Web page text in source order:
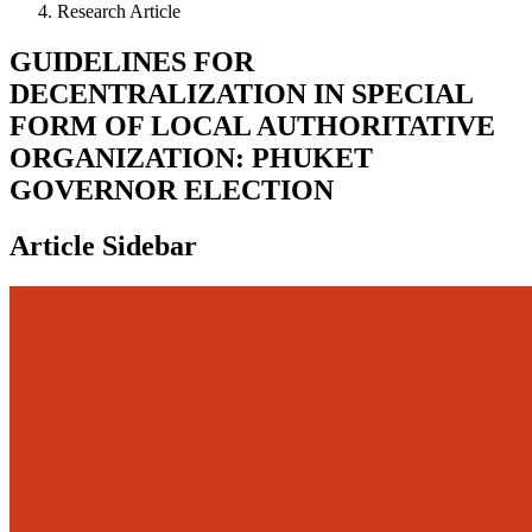
Research Article
GUIDELINES FOR
DECENTRALIZATION IN SPECIAL
FORM OF LOCAL AUTHORITATIVE
ORGANIZATION: PHUKET
GOVERNOR ELECTION
Article Sidebar